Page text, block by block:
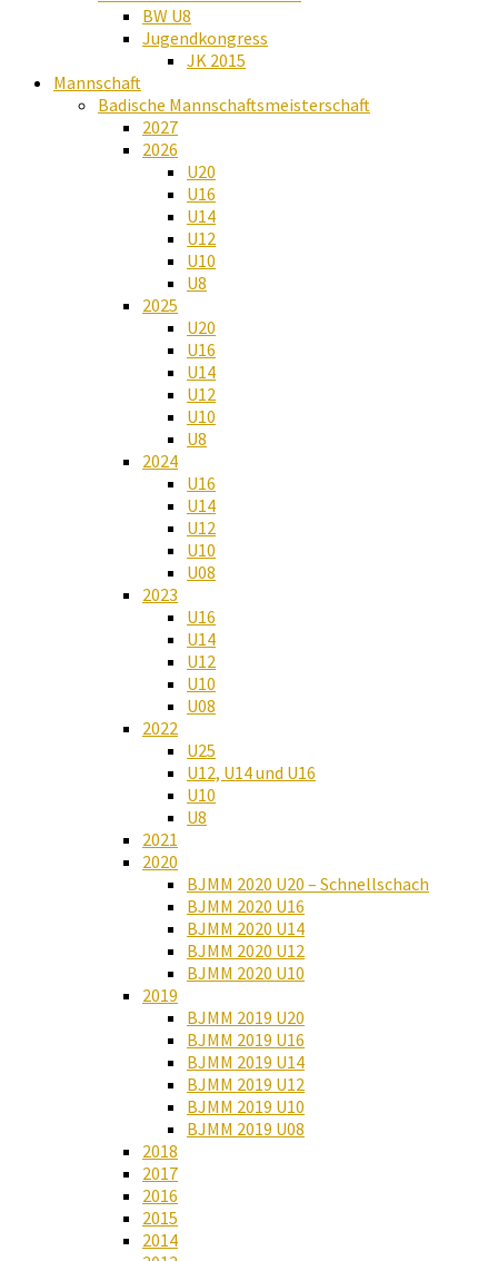
BW U8
Jugendkongress
JK 2015
Mannschaft
Badische Mannschaftsmeisterschaft
2027
2026
U20
U16
U14
U12
U10
U8
2025
U20
U16
U14
U12
U10
U8
2024
U16
U14
U12
U10
U08
2023
U16
U14
U12
U10
U08
2022
U25
U12, U14 und U16
U10
U8
2021
2020
BJMM 2020 U20 – Schnellschach
BJMM 2020 U16
BJMM 2020 U14
BJMM 2020 U12
BJMM 2020 U10
2019
BJMM 2019 U20
BJMM 2019 U16
BJMM 2019 U14
BJMM 2019 U12
BJMM 2019 U10
BJMM 2019 U08
2018
2017
2016
2015
2014